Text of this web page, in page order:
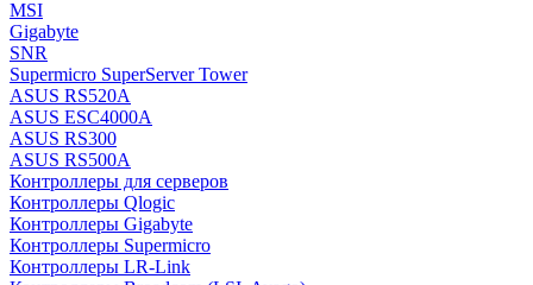
MSI
Gigabyte
SNR
Supermicro SuperServer Tower
ASUS RS520A
ASUS ESC4000A
ASUS RS300
ASUS RS500A
Контроллеры для серверов
Контроллеры Qlogic
Контроллеры Gigabyte
Контроллеры Supermicro
Контроллеры LR-Link